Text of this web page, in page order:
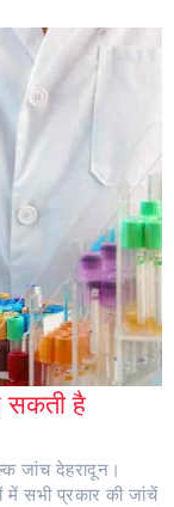
सकती है
जांच देहरादून।
सभी प्रकार की जांचें